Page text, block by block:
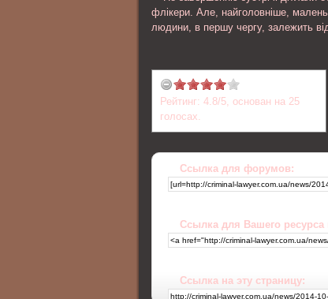
флікери. Але, найголовніше,
людини, в першу чергу, залежить
Рейтинг: 4.8/5, основан на 25
голосах.
Ссылка для форумов:
Ссылка для Вашего
Ссылка на эту страницу: